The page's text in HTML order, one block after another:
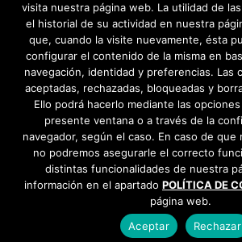
visita nuestra página web. La utilidad de
el historial de su actividad en nuestra
que, cuando la visite nuevamente, ésta
configurar el contenido de la misma en
navegación, identidad y preferencias. Las
aceptadas, rechazadas, bloqueadas y
Ello podrá hacerlo mediante las
presente ventana o a través de la
navegador, según el caso. En caso de que
no podremos asegurarle el correcto
distintas funcionalidades de nuestra
información en el apartado POLÍTICA DE
página web.
Aceptar
Rechazar